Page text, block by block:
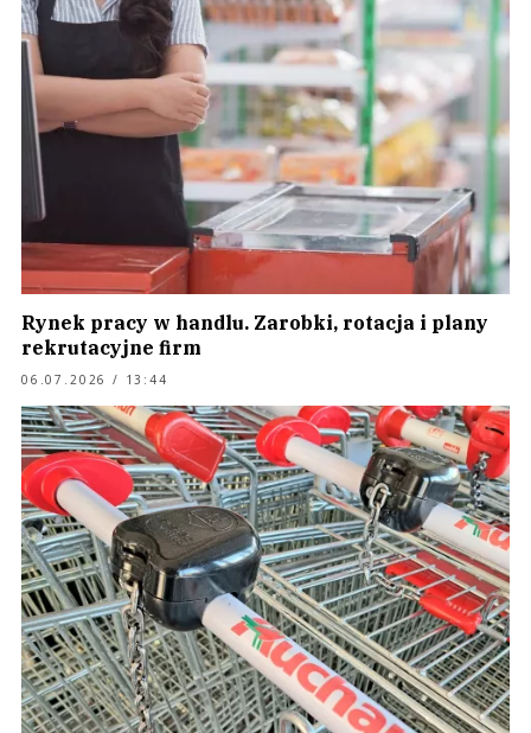
Rynek pracy w handlu. Zarobki, rotacja i plany
rekrutacyjne firm
06.07.2026 / 13:44